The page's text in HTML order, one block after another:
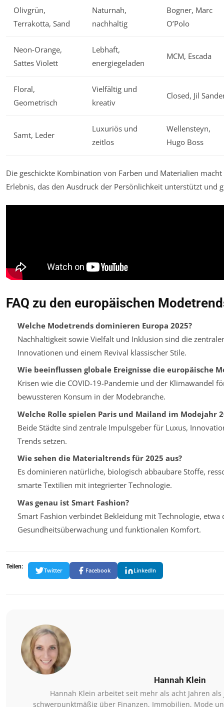
Olivgrün,
Terrakotta, Sand
Naturnah,
nachhaltig
Bogner, Marc
O’Polo
Neon-Orange,
Sattes Violett
Lebhaft,
energiegeladen
MCM, Escada
Floral,
Geometrisch
Vielfältig und
kreativ
Closed, Jil
Samt, Leder
Luxuriös und
zeitlos
Wellensteyn,
Hugo Boss
Die geschickte Kombination von Farben und Materialien
Erlebnis, das den Ausdruck der Persönlichkeit unterstützt und
FAQ zu den europäischen
Welche Modetrends dominieren Europa 2025?
Nachhaltigkeit sowie Vielfalt und Inklusion sind die
Innovationen und einem Revival klassischer Stile.
Wie beeinflussen globale Ereignisse die europäische
Krisen wie die COVID-19-Pandemie und der Klimawandel
bewussteren Konsum in der Modebranche.
Welche Rolle spielen Paris und Mailand im Modejahr
Beide Städte sind zentrale Impulsgeber für Luxus,
Trends setzen.
Wie sehen die Materialtrends für 2025 aus?
Es dominieren natürliche, biologisch abbaubare Stoffe,
smarte Textilien mit integrierter Technologie.
Was genau ist Smart Fashion?
Smart Fashion verbindet Bekleidung mit Technologie,
Gesundheitsüberwachung und funktionalen Komfort.
Teilen:
Twitter Facebook LinkedIn
Hannah Klein
Hannah Klein arbeitet seit mehr als acht Jahren
schwerpunktmäßig über Finanzen, Immobilien, Mode